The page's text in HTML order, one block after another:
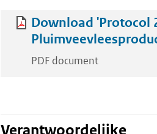
Download 'Protocol
PDF document